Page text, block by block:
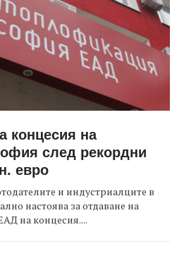
концесия на
след рекордни
евро
и индустриалците в
настоява за отдаване на
на концесия....